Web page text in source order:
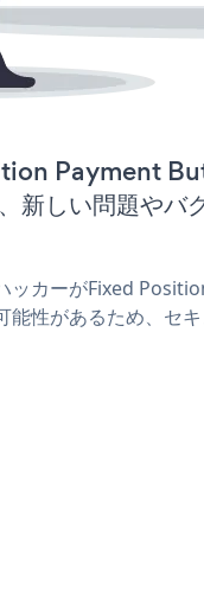
Payment
新しい問題やバ
ッカーがFixed
能性があるため、セ